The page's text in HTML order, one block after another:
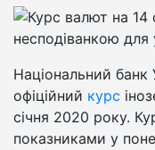
Національний банк
офіційний курс
січня 2020 року.
показниками у